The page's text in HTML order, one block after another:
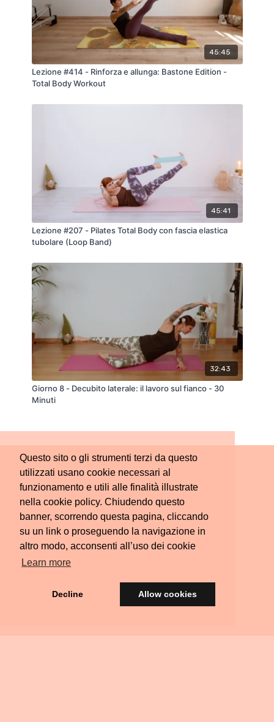
Questo sito o gli strumenti terzi da questo
utilizzati usano cookie necessari al
funzionamento e utili alle finalità illustrate
nella cookie policy. Chiudendo questo
banner, scorrendo questa pagina, cliccando
su un link o proseguendo la navigazione in
altro modo, acconsenti all’uso dei cookie
Learn more
Decline Allow cookies
45:45
Lezione #414 - Rinforza e allunga: Bastone Edition -
Total Body Workout
45:41
Lezione #207 - Pilates Total Body con fascia elastica
tubolare (Loop Band)
32:43
Giorno 8 - Decubito laterale: il lavoro sul fianco - 30
Minuti